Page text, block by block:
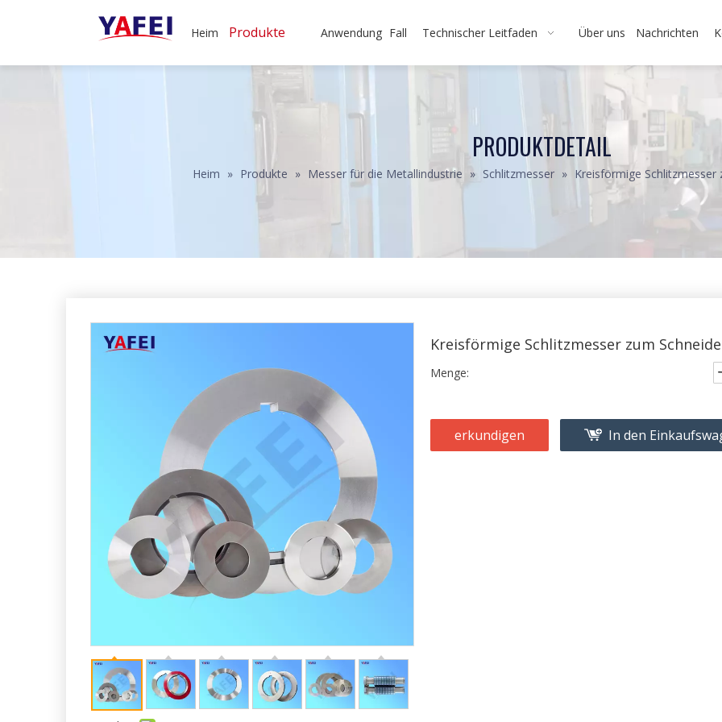
Heim Produkte Anwendung Fall Technischer Leitfaden Über uns Nachrichten
PRODUKTDETAIL
Heim » Produkte » Messer für die Metallindustrie » Schlitzmesser » Kreisförmige
Kreisförmige Schlitzmesser zum
Menge:
erkundigen In den